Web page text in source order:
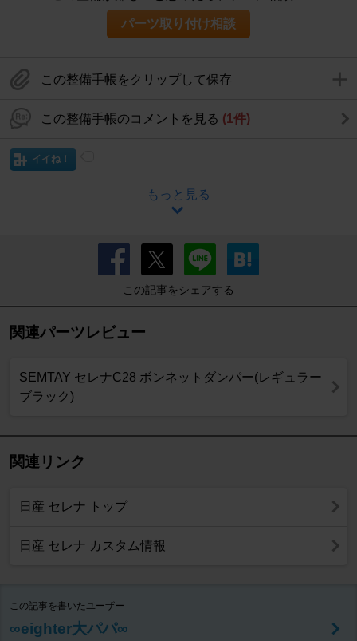
パーツ取り付け相談
この整備手帳をクリップして保存
この整備手帳のコメントを見る (1件)
イイね！
もっと見る
この記事をシェアする
関連パーツレビュー
SEMTAY セレナC28 ボンネットダンパー(レギュラー
ブラック)
関連リンク
日産 セレナ トップ
日産 セレナ カスタム情報
この記事を書いたユーザー
∞eighter大パパ∞